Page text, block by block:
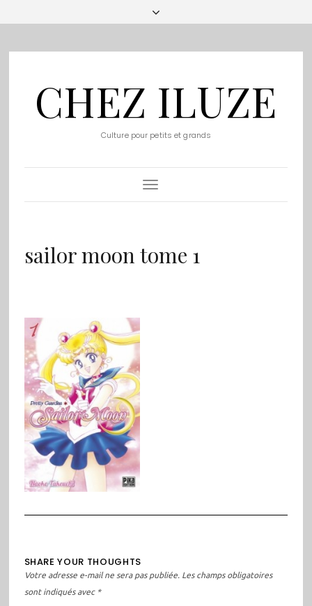
CHEZ ILUZE
Culture pour petits et grands
Toggle
Navigation
sailor moon tome 1
SHARE YOUR THOUGHTS
Votre adresse e-mail ne sera pas publiée. Les champs obligatoires
sont indiqués avec *